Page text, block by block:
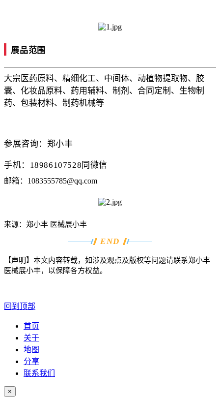
展品范围
大宗医药原料、精细化工、中间体、动植物提取物、胶
囊、化妆品原料、药用辅料、制剂、合同定制、生物制
药、包装材料、制药机械等
参展咨询： 郑小丰
手机： 18986107528同微信
邮箱：1083555785@qq.com
来源：郑小丰 医械展小丰
END
【声明】本文内容转载，如涉及观点及版权等问题请联系郑小丰
医械展小丰，以保障各方权益。
回到顶部
首页
关于
地图
分享
联系我们
×